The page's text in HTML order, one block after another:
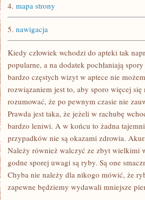
4. mapa strony
5. nawigacja
Kiedy człowiek wchodzi do apteki tak
popularne, a na dodatek pochłaniają
bardzo częstych wizyt w aptece nie
rozwiązaniem jest to, aby sporo więcej
rozumować, że po pewnym czasie nie
Prawda jest taka, że jeżeli w rachubę
bardzo leniwi. A w końcu to żadna
przypadków nie są okazami zdrowia.
Należy również walczyć ze zbyt wielkimi
godne sporej uwagi są ryby. Są one
Chyba nie należy dla nikogo mówić, że
zapewne będziemy wydawali mniejsze